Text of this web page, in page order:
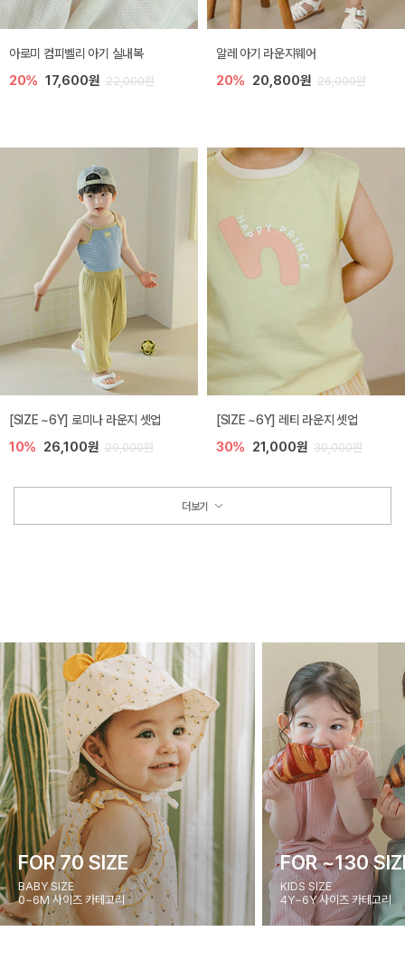
아로미 컴피벨리 아기 실내복
20% 17,600원 22,000원
알레 아기 라운지웨어
20% 20,800원 26,000원
[SIZE ~6Y] 로미나 라운지 셋업
10% 26,100원 29,000원
[SIZE ~6Y] 레티 라운지 셋업
30% 21,000원 30,000원
더보기
FOR 70 SIZE
BABY SIZE
0~6M 사이즈 카테고리
FOR ~130
KIDS SIZE
4Y~6Y 사이즈 카테고리